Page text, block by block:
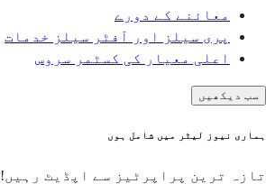
معائنے کے دورے
پری سیلز اور آفٹر سیلز خدمات
اعلی معیار کی کسٹمر سروس
سب دیکھیں
ہماری نیوز لیٹر میں شامل ہوں
تازہ ترین پراپرٹیز سے اپڈیٹ رہیں!